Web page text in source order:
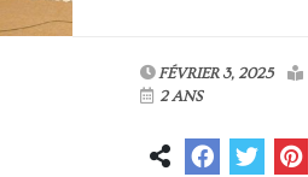
FÉVRIER 3, 2025
2 ANS